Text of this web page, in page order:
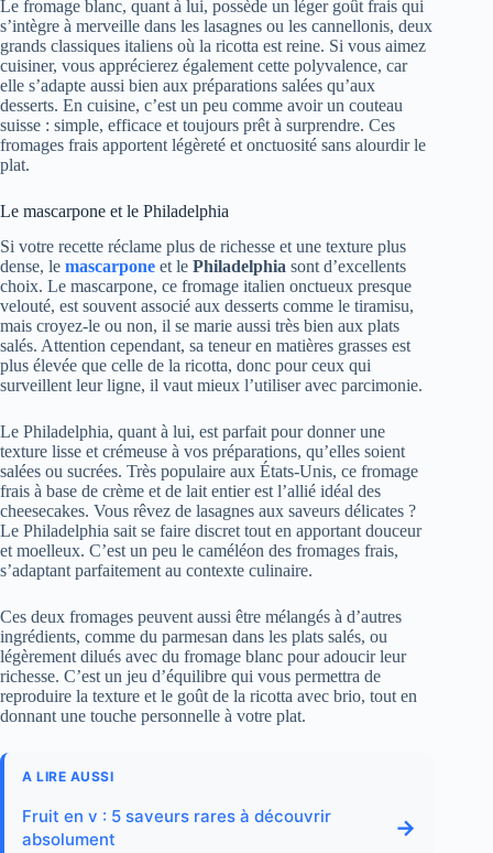
Le fromage blanc, quant à lui, possède un léger goût frais qui
s’intègre à merveille dans les lasagnes ou les cannellonis, deux
grands classiques italiens où la ricotta est reine. Si vous aimez
cuisiner, vous apprécierez également cette polyvalence, car
elle s’adapte aussi bien aux préparations salées qu’aux
desserts. En cuisine, c’est un peu comme avoir un couteau
suisse : simple, efficace et toujours prêt à surprendre. Ces
fromages frais apportent légèreté et onctuosité sans alourdir le
plat.
Le mascarpone et le Philadelphia
Si votre recette réclame plus de richesse et une texture plus
dense, le mascarpone et le Philadelphia sont d’excellents
choix. Le mascarpone, ce fromage italien onctueux presque
velouté, est souvent associé aux desserts comme le tiramisu,
mais croyez-le ou non, il se marie aussi très bien aux plats
salés. Attention cependant, sa teneur en matières grasses est
plus élevée que celle de la ricotta, donc pour ceux qui
surveillent leur ligne, il vaut mieux l’utiliser avec parcimonie.
Le Philadelphia, quant à lui, est parfait pour donner une
texture lisse et crémeuse à vos préparations, qu’elles soient
salées ou sucrées. Très populaire aux États-Unis, ce fromage
frais à base de crème et de lait entier est l’allié idéal des
cheesecakes. Vous rêvez de lasagnes aux saveurs délicates ?
Le Philadelphia sait se faire discret tout en apportant douceur
et moelleux. C’est un peu le caméléon des fromages frais,
s’adaptant parfaitement au contexte culinaire.
Ces deux fromages peuvent aussi être mélangés à d’autres
ingrédients, comme du parmesan dans les plats salés, ou
légèrement dilués avec du fromage blanc pour adoucir leur
richesse. C’est un jeu d’équilibre qui vous permettra de
reproduire la texture et le goût de la ricotta avec brio, tout en
donnant une touche personnelle à votre plat.
A LIRE AUSSI
Fruit en v : 5 saveurs rares à découvrir
absolument
→